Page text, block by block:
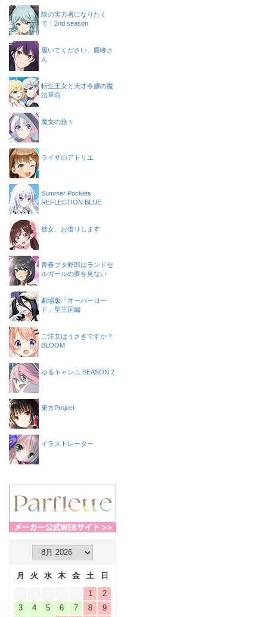
陰の実力者になりたく
て！2nd season
履いてください、鷹峰さ
ん
転生王女と天才令嬢の魔
法革命
魔女の旅々
ライザのアトリエ
Summer Pockets
REFLECTION BLUE
彼女、お借りします
青春ブタ野郎はランドセ
ルガールの夢を見ない
劇場版「オーバーロー
ド」聖王国編
ご注文はうさぎですか？
BLOOM
ゆるキャン△ SEASON 2
東方Project
イラストレーター
月 火 水 木 金 土
日
1
2
3
4 5 6 7 8
9